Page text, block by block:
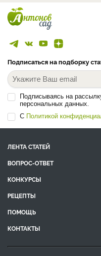
Подписаться на подборку
Подписываясь на
персональных данных.
С Политикой
ЛЕНТА СТАТЕЙ
ВОПРОС-ОТВЕТ
КОНКУРСЫ
РЕЦЕПТЫ
ПОМОЩЬ
КОНТАКТЫ